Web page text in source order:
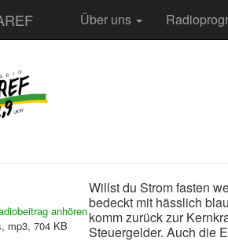
Über uns
anhören
mp3, 704 KB
Willst du Strom fasten
bedeckt mit hässlich
komm zurück zur
Steuergelder. Auch die